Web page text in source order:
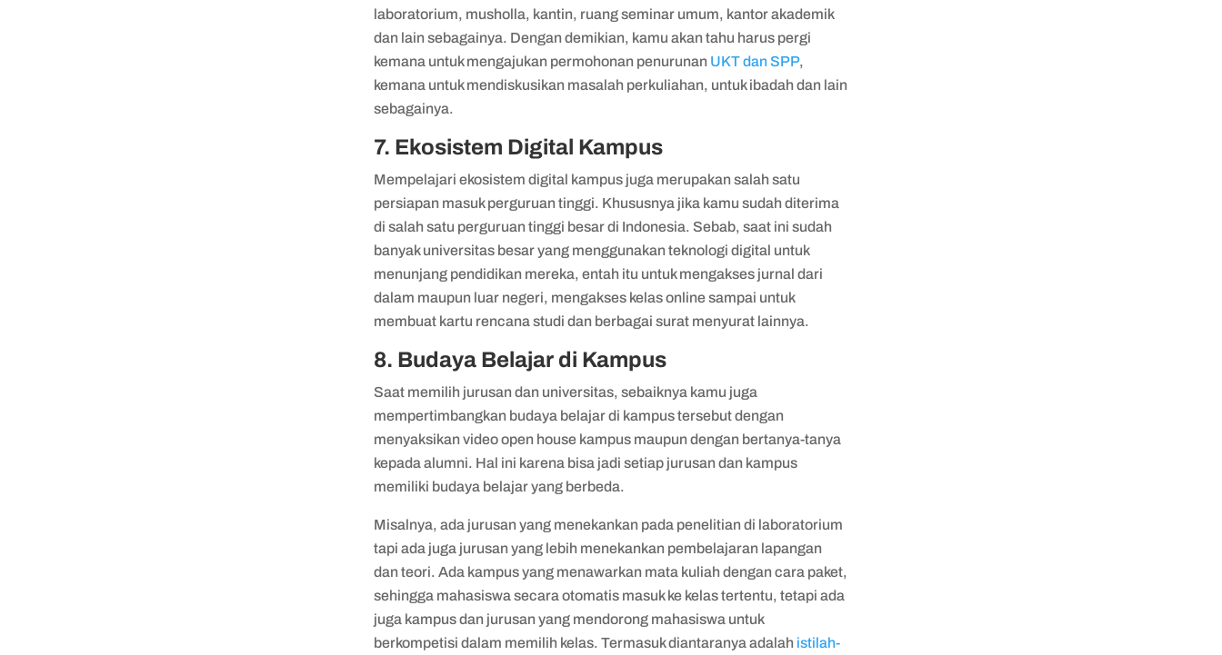
laboratorium, musholla, kantin, ruang seminar umum, kantor akademik
dan lain sebagainya. Dengan demikian, kamu akan tahu harus pergi
kemana untuk mengajukan permohonan penurunan UKT dan SPP,
kemana untuk mendiskusikan masalah perkuliahan, untuk ibadah dan lain
sebagainya.
7. Ekosistem Digital Kampus
Mempelajari ekosistem digital kampus juga merupakan salah satu
persiapan masuk perguruan tinggi. Khususnya jika kamu sudah diterima
di salah satu perguruan tinggi besar di Indonesia. Sebab, saat ini sudah
banyak universitas besar yang menggunakan teknologi digital untuk
menunjang pendidikan mereka, entah itu untuk mengakses jurnal dari
dalam maupun luar negeri, mengakses kelas online sampai untuk
membuat kartu rencana studi dan berbagai surat menyurat lainnya.
8. Budaya Belajar di Kampus
Saat memilih jurusan dan universitas, sebaiknya kamu juga
mempertimbangkan budaya belajar di kampus tersebut dengan
menyaksikan video open house kampus maupun dengan bertanya-tanya
kepada alumni. Hal ini karena bisa jadi setiap jurusan dan kampus
memiliki budaya belajar yang berbeda.
Misalnya, ada jurusan yang menekankan pada penelitian di laboratorium
tapi ada juga jurusan yang lebih menekankan pembelajaran lapangan
dan teori. Ada kampus yang menawarkan mata kuliah dengan cara paket,
sehingga mahasiswa secara otomatis masuk ke kelas tertentu, tetapi ada
juga kampus dan jurusan yang mendorong mahasiswa untuk
berkompetisi dalam memilih kelas. Termasuk diantaranya adalah istilah-